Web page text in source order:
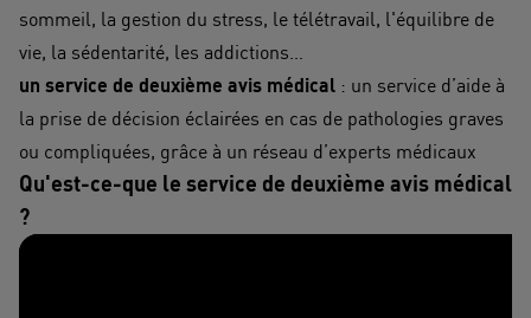
sommeil, la gestion du stress, le télétravail, l'équilibre de
vie, la sédentarité, les addictions…
un service de deuxième avis médical : un service d’aide à
la prise de décision éclairées en cas de pathologies graves
ou compliquées, grâce à un réseau d’experts médicaux
Qu'est-ce-que le service de deuxième avis médical
?